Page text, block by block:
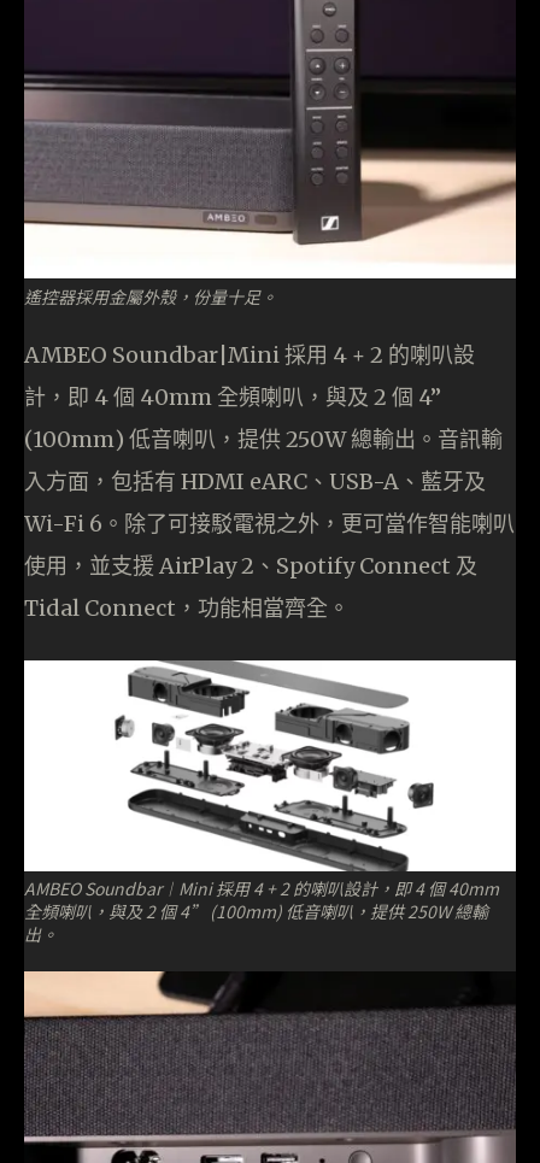
遙控器採用金屬外殼，份量十足。
AMBEO Soundbar|Mini 採用 4 + 2 的喇叭設
計，即 4 個 40mm 全頻喇叭，與及 2 個 4”
(100mm) 低音喇叭，提供 250W 總輸出。音訊輸
入方面，包括有 HDMI eARC、USB-A、藍牙及
Wi-Fi 6。除了可接駁電視之外，更可當作智能喇叭
使用，並支援 AirPlay 2、Spotify Connect 及
Tidal Connect，功能相當齊全。
AMBEO Soundbar︱Mini 採用 4 + 2 的喇叭設計，即 4 個 40mm
全頻喇叭，與及 2 個 4” (100mm) 低音喇叭，提供 250W 總輸
出。